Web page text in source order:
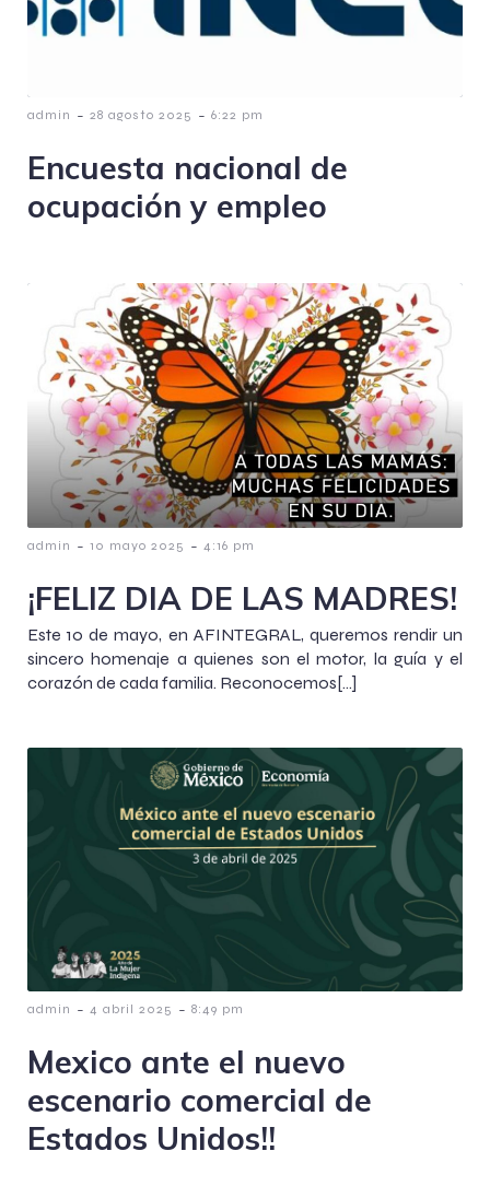
admin - 28 agosto 2025 - 6:22 pm
Encuesta nacional de
ocupación y empleo
admin - 10 mayo 2025 - 4:16 pm
¡FELIZ DIA DE LAS MADRES!
Este 10 de mayo, en AFINTEGRAL, queremos rendir un
sincero homenaje a quienes son el motor, la guía y el
corazón de cada familia. Reconocemos[…]
admin - 4 abril 2025 - 8:49 pm
Mexico ante el nuevo
escenario comercial de
Estados Unidos!!